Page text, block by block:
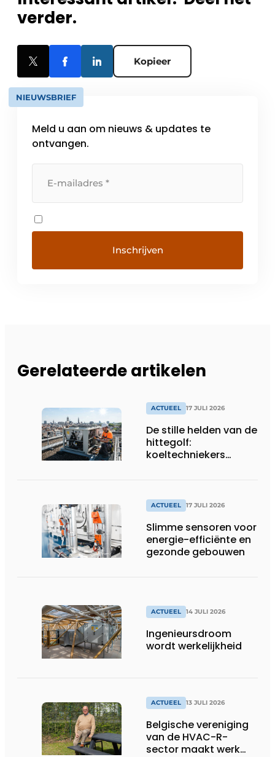
verder.
Kopieer
NIEUWSBRIEF
Meld u aan om nieuws & updates te
ontvangen.
Gerelateerde artikelen
ACTUEEL 17 JULI 2026
De stille helden van de
hittegolf:
koeltechniekers
productiebedrijven
draaiende
ACTUEEL 17 JULI 2026
Slimme sensoren voor
energie-efficiënte en
gezonde gebouwen
ACTUEEL 14 JULI 2026
Ingenieursdroom
wordt werkelijkheid
ACTUEEL 13 JULI 2026
Belgische vereniging
van de HVAC-R-
sector maakt werk